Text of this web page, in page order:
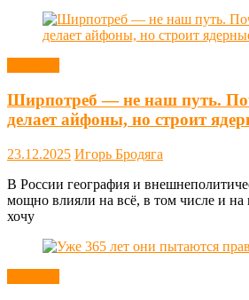
Ширпотреб — не наш путь.
делает айфоны, но строит
23.12.2025 Игорь Бродяга
В России география и
мощно влияли на всё, в том числе и на
хочу